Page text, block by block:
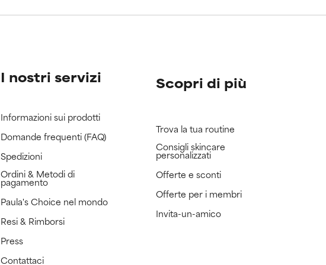
I nostri servizi
Informazioni sui prodotti
Domande frequenti (FAQ)
Spedizioni
Ordini & Metodi di
pagamento
Paula's Choice nel mondo
Resi & Rimborsi
Press
Contattaci
Scopri di più
Trova la tua routine
Consigli skincare
personalizzati
Offerte e sconti
Offerte per i membri
Invita-un-amico